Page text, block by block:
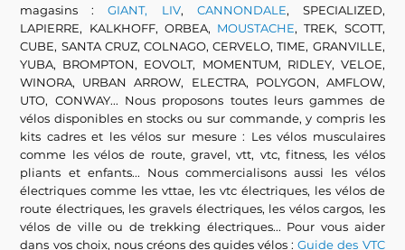
magasins :GIANT, LIV, CANNONDALE, SPECIALIZED,
LAPIERRE, KALKHOFF, ORBEA, MOUSTACHE, TREK, SCOTT,
CUBE, SANTA CRUZ, COLNAGO, CERVELO, TIME, GRANVILLE,
YUBA, BROMPTON, EOVOLT, MOMENTUM, RIDLEY, VELOE,
WINORA, URBAN ARROW, ELECTRA, POLYGON, AMFLOW,
UTO, CONWAY... Nous proposons toutes leurs gammes de
vélos disponibles en stocks ou sur commande, y compris les
kits cadres et les vélos sur mesure : Les vélos musculaires
comme les vélos de route, gravel, vtt, vtc, fitness, les vélos
pliants et enfants... Nous commercialisons aussi les vélos
électriques comme les vttae, les vtc électriques, les vélos de
route électriques, les gravels électriques, les vélos cargos, les
vélos de ville ou de trekking électriques... Pour vous aider
dans vos choix, nous créons des guides vélos :Guide des VTC